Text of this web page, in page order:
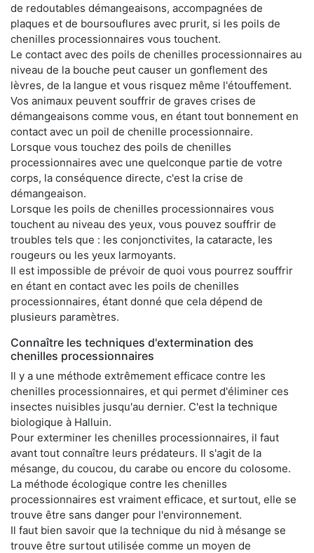
de redoutables démangeaisons, accompagnées de
plaques et de boursouflures avec prurit, si les poils de
chenilles processionnaires vous touchent.
Le contact avec des poils de chenilles processionnaires au
niveau de la bouche peut causer un gonflement des
lèvres, de la langue et vous risquez même l'étouffement.
Vos animaux peuvent souffrir de graves crises de
démangeaisons comme vous, en étant tout bonnement en
contact avec un poil de chenille processionnaire.
Lorsque vous touchez des poils de chenilles
processionnaires avec une quelconque partie de votre
corps, la conséquence directe, c'est la crise de
démangeaison.
Lorsque les poils de chenilles processionnaires vous
touchent au niveau des yeux, vous pouvez souffrir de
troubles tels que : les conjonctivites, la cataracte, les
rougeurs ou les yeux larmoyants.
Il est impossible de prévoir de quoi vous pourrez souffrir
en étant en contact avec les poils de chenilles
processionnaires, étant donné que cela dépend de
plusieurs paramètres.
Connaître les techniques d'extermination des
chenilles processionnaires
Il y a une méthode extrêmement efficace contre les
chenilles processionnaires, et qui permet d'éliminer ces
insectes nuisibles jusqu'au dernier. C'est la technique
biologique à Halluin.
Pour exterminer les chenilles processionnaires, il faut
avant tout connaître leurs prédateurs. Il s'agit de la
mésange, du coucou, du carabe ou encore du colosome.
La méthode écologique contre les chenilles
processionnaires est vraiment efficace, et surtout, elle se
trouve être sans danger pour l'environnement.
Il faut bien savoir que la technique du nid à mésange se
trouve être surtout utilisée comme un moyen de